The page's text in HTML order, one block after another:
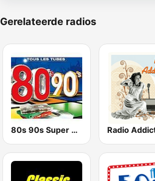
Gerelateerde radios
80s 90s Super Pop Hits